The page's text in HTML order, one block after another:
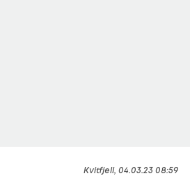
Kvitfjell, 04.03.23 08:59